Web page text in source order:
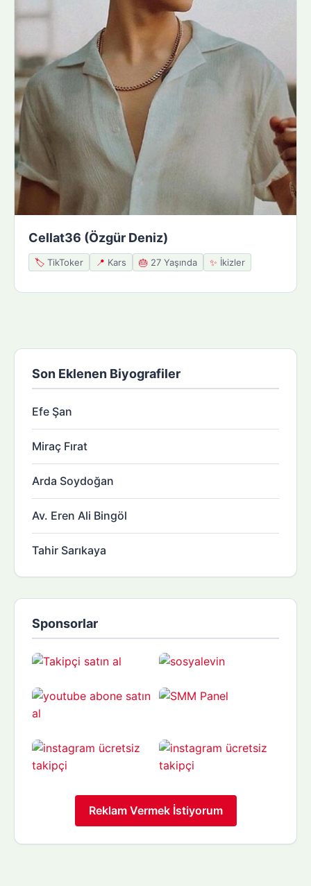
Cellat36 (Özgür Deniz)
🏷️ TikToker 📍 Kars 🎂 27 Yaşında ✨ İkizler
Son Eklenen Biyografiler
Efe Şan
Miraç Fırat
Arda Soydoğan
Av. Eren Ali Bingöl
Tahir Sarıkaya
Sponsorlar
Reklam Vermek İstiyorum